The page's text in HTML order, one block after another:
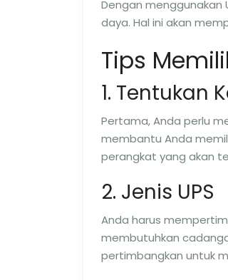
Dengan menggunakan
daya. Hal ini akan
Tips
1. Tentukan
Pertama, Anda perlu
membantu Anda
perangkat yang akan
2. Jenis UPS
Anda harus
membutuhkan
pertimbangkan untuk